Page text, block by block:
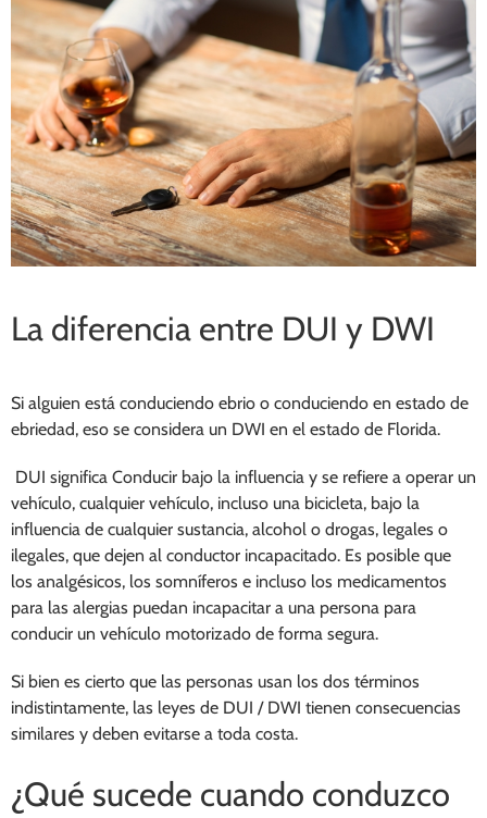
La diferencia entre DUI y DWI
Si alguien está conduciendo ebrio o conduciendo en estado de
ebriedad, eso se considera un DWI en el estado de Florida.
DUI significa Conducir bajo la influencia y se refiere a operar un
vehículo, cualquier vehículo, incluso una bicicleta, bajo la
influencia de cualquier sustancia, alcohol o drogas, legales o
ilegales, que dejen al conductor incapacitado. Es posible que
los analgésicos, los somníferos e incluso los medicamentos
para las alergias puedan incapacitar a una persona para
conducir un vehículo motorizado de forma segura.
Si bien es cierto que las personas usan los dos términos
indistintamente, las leyes de DUI / DWI tienen consecuencias
similares y deben evitarse a toda costa.
¿Qué sucede cuando conduzco